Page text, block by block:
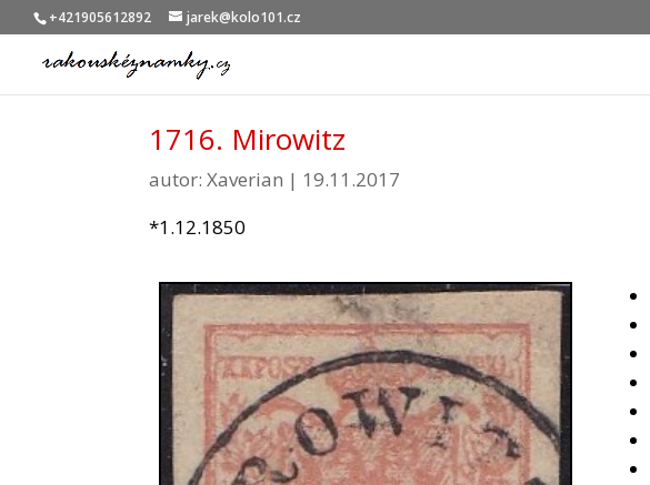
+421905612892 jarek@kolo101.cz
1716. Mirowitz
autor:Xaverian | 19.11.2017
*1.12.1850